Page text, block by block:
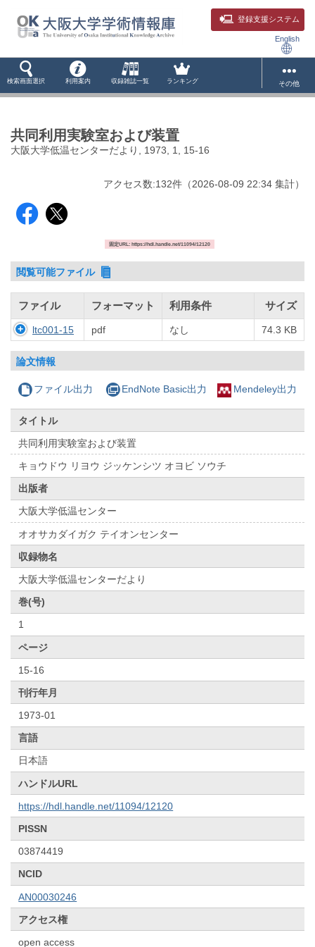
登録支援システム
English
検索画面選択 利用案内 収録雑誌一覧 ランキング その他
共同利用実験室および装置
大阪大学低温センターだより, 1973, 1, 15-16
アクセス数:132件 （2026-08-09 22:34 集計）
固定URL: https://hdl.handle.net/11094/12120
閲覧可能ファイル
ファイル フォーマット 利用条件 サイズ
ltc001-15 pdf なし 74.3 KB
論文情報
ファイル出力 EndNote Basic出力 Mendeley出力
タイトル
共同利用実験室および装置
キョウドウ リヨウ ジッケンシツ オヨビ ソウチ
出版者
大阪大学低温センター
オオサカダイガク テイオンセンター
収録物名
大阪大学低温センターだより
巻(号)
1
ページ
15-16
刊行年月
1973-01
言語
日本語
ハンドルURL
https://hdl.handle.net/11094/12120
PISSN
03874419
NCID
AN00030246
アクセス権
open access